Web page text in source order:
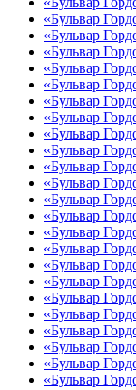
«Бульвар
«Бульвар
«Бульвар
«Бульвар
«Бульвар
«Бульвар
«Бульвар
«Бульвар
«Бульвар
«Бульвар
«Бульвар
«Бульвар
«Бульвар
«Бульвар
«Бульвар
«Бульвар
«Бульвар
«Бульвар
«Бульвар
«Бульвар
«Бульвар
«Бульвар
«Бульвар